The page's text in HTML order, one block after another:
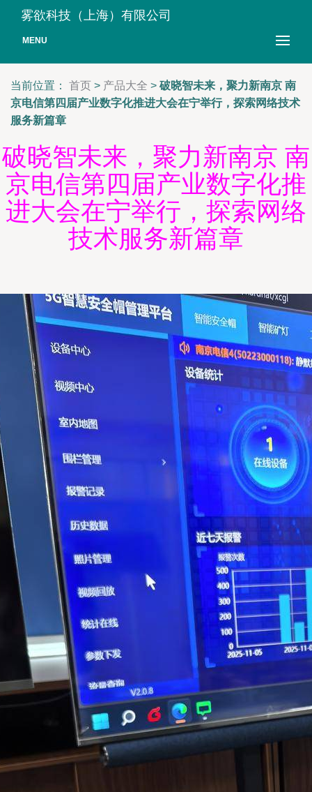
雾欲科技（上海）有限公司
MENU
当前位置： 首页 > 产品大全 > 破晓智未来，聚力新南京 南
京电信第四届产业数字化推进大会在宁举行，探索网络技术
服务新篇章
破晓智未来，聚力新南京 南
京电信第四届产业数字化推
进大会在宁举行，探索网络
技术服务新篇章